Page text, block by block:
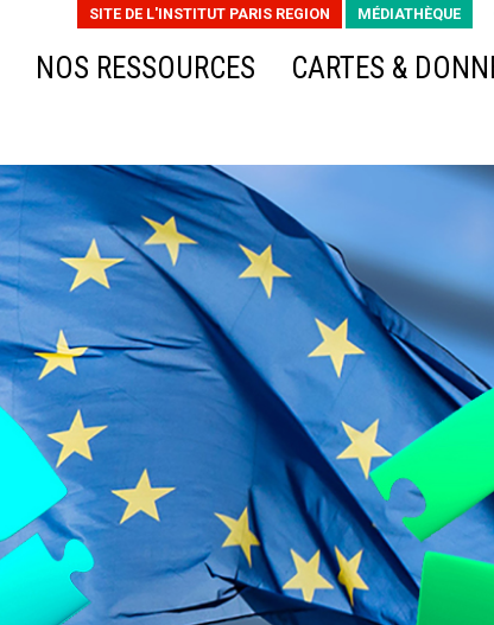
SITE DE L'INSTITUT PARIS REGION MÉDIATHÈQUE
NOS RESSOURCES CARTES &